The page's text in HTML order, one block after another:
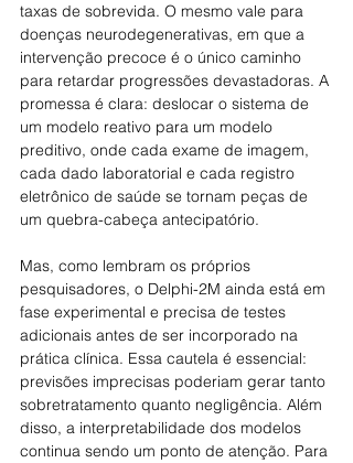
taxas de sobrevida. O mesmo vale para
doenças neurodegenerativas, em que a
intervenção precoce é o único caminho
para retardar progressões devastadoras. A
promessa é clara: deslocar o sistema de
um modelo reativo para um modelo
preditivo, onde cada exame de imagem,
cada dado laboratorial e cada registro
eletrônico de saúde se tornam peças de
um quebra-cabeça antecipatório.
Mas, como lembram os próprios
pesquisadores, o Delphi-2M ainda está em
fase experimental e precisa de testes
adicionais antes de ser incorporado na
prática clínica. Essa cautela é essencial:
previsões imprecisas poderiam gerar tanto
sobretratamento quanto negligência. Além
disso, a interpretabilidade dos modelos
continua sendo um ponto de atenção. Para